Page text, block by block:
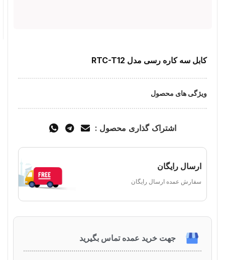
کابل سه کاره رسی مدل RTC-T12
ویژگی های محصول
اشتراک گذاری محصول :
ارسال رایگان
سفارش عمده ارسال رایگان
جهت خرید عمده تماس بگیرید